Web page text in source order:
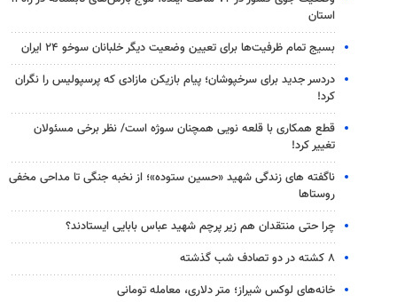
استان
بسیج تمام ظرفیت‌ها برای تعیین وضعیت دیگر خلبانان سوخو ۲۴ ایران
دردسر جدید برای سرخپوشان؛ پیام بازیکن مازادی که پرسپولیس را نگران
کرد!
قطع همکاری با قلعه نویی همچنان سوژه است/ نظر برخی مسئولان
تغییر کرد!
ناگفته های زندگی شهید «حسین ستوده»؛ از نخبه جنگی تا مداحی مخفی
روستاها
چرا حتی منتقدان هم زیر پرچم شهید عباس بابایی ایستادند؟
۸ کشته در دو تصادف شب گذشته
خانه‌های لوکس شیراز؛ متر دلاری، معامله تومانی